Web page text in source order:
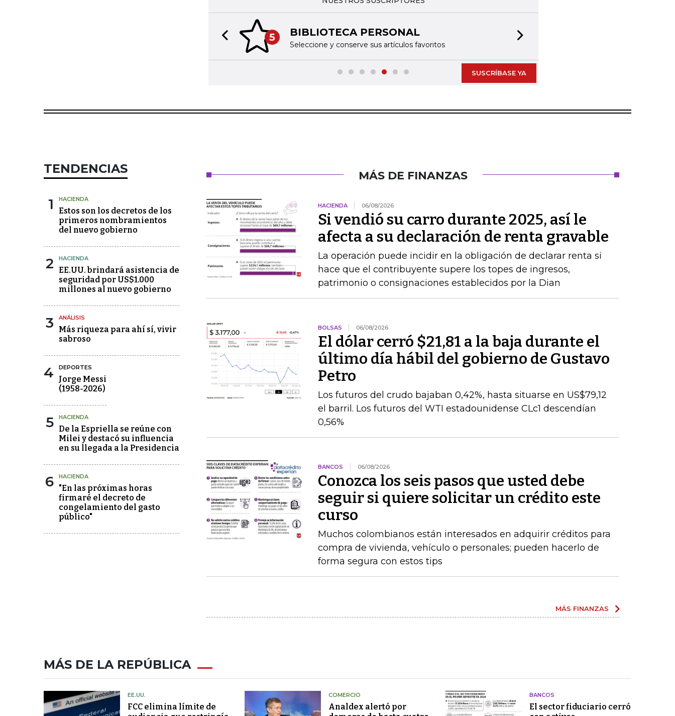
5 BIBLIOTECA PERSONAL
Seleccione y conserve sus artículos favoritos
Previous slide
SUSCRÍBASE YA
TENDENCIAS
1 HACIENDA
Estos son los decretos de los
primeros nombramientos
del nuevo gobierno
2 HACIENDA
EE.UU. brindará asistencia de
seguridad por US$1.000
millones al nuevo gobierno
3 ANÁLISIS
Más riqueza para ahí sí, vivir
sabroso
4 DEPORTES
Jorge Messi
(1958-2026)
5 HACIENDA
De la Espriella se reúne con
Milei y destacó su influencia
en su llegada a la Presidencia
6 HACIENDA
"En las próximas horas
firmaré el decreto de
congelamiento del gasto
público"
MÁS DE FINANZAS
HACIENDA 06/08/2026
Si vendió su carro durante 2025, así le
afecta a su declaración de renta gravable
La operación puede incidir en la obligación de declarar renta si
hace que el contribuyente supere los topes de ingresos,
patrimonio o consignaciones establecidos por la Dian
BOLSAS 06/08/2026
El dólar cerró $21,81 a la baja durante el
último día hábil del gobierno de Gustavo
Petro
Los futuros del crudo bajaban 0,42%, hasta situarse en US$79,12
el barril. Los futuros del WTI estadounidense CLc1 descendían
0,56%
BANCOS 06/08/2026
Conozca los seis pasos que usted debe
seguir si quiere solicitar un crédito este
curso
Muchos colombianos están interesados en adquirir créditos para
compra de vivienda, vehículo o personales; pueden hacerlo de
forma segura con estos tips
MÁS FINANZAS
MÁS DE LA REPÚBLICA
EE.UU.
FCC elimina límite de
COMERCIO
Analdex alertó por
BANCOS
El sector fiduciario cerró